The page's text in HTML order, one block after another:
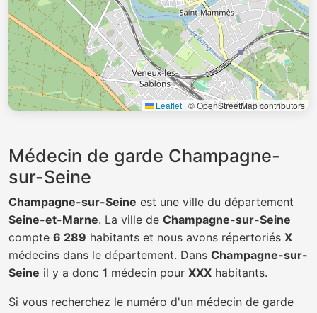
Leaflet | © OpenStreetMap contributors
Médecin de garde Champagne-
sur-Seine
Champagne-sur-Seine est une ville du département
Seine-et-Marne. La ville de Champagne-sur-Seine
compte 6 289 habitants et nous avons répertoriés X
médecins dans le département. Dans Champagne-sur-
Seine il y a donc 1 médecin pour XXX habitants.
Si vous recherchez le numéro d'un médecin de garde